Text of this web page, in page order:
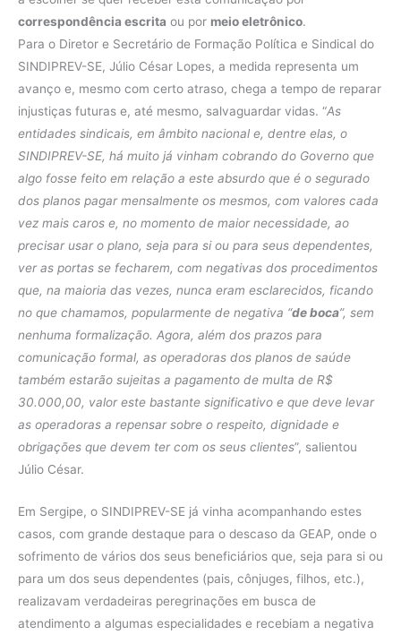
correspondência escrita ou por meio eletrônico.
Para o Diretor e Secretário de Formação Política e Sindical do
SINDIPREV-SE, Júlio César Lopes, a medida representa um
avanço e, mesmo com certo atraso, chega a tempo de reparar
injustiças futuras e, até mesmo, salvaguardar vidas. “As
entidades sindicais, em âmbito nacional e, dentre elas, o
SINDIPREV-SE, há muito já vinham cobrando do Governo que
algo fosse feito em relação a este absurdo que é o segurado
dos planos pagar mensalmente os mesmos, com valores cada
vez mais caros e, no momento de maior necessidade, ao
precisar usar o plano, seja para si ou para seus dependentes,
ver as portas se fecharem, com negativas dos procedimentos
que, na maioria das vezes, nunca eram esclarecidos, ficando
no que chamamos, popularmente de negativa “de boca”, sem
nenhuma formalização. Agora, além dos prazos para
comunicação formal, as operadoras dos planos de saúde
também estarão sujeitas a pagamento de multa de R$
30.000,00, valor este bastante significativo e que deve levar
as operadoras a repensar sobre o respeito, dignidade e
obrigações que devem ter com os seus clientes”, salientou
Júlio César.
Em Sergipe, o SINDIPREV-SE já vinha acompanhando estes
casos, com grande destaque para o descaso da GEAP, onde o
sofrimento de vários dos seus beneficiários que, seja para si ou
para um dos seus dependentes (pais, cônjuges, filhos, etc.),
realizavam verdadeiras peregrinações em busca de
atendimento a algumas especialidades e recebiam a negativa